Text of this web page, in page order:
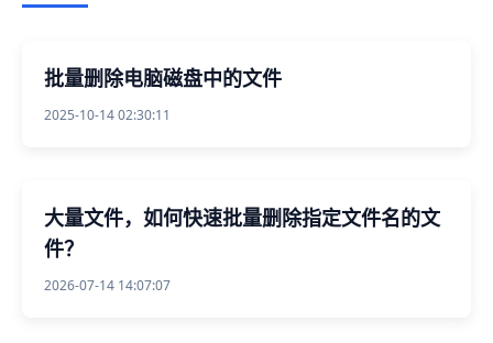
批量删除电脑磁盘中的文件
2025-10-14 02:30:11
大量文件，如何快速批量删除指定文件名的文
件？
2026-07-14 14:07:07